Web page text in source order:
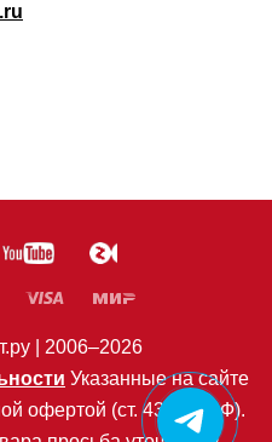
| 2006–2026
Указанные на сайте
офертой (ст. 435 ГК РФ).